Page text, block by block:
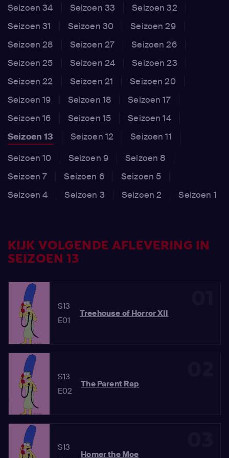
Seizoen 34
Seizoen 33
Seizoen 32
Seizoen 31
Seizoen 30
Seizoen 29
Seizoen 28
Seizoen 27
Seizoen 26
Seizoen 25
Seizoen 24
Seizoen 23
Seizoen 22
Seizoen 21
Seizoen 20
Seizoen 19
Seizoen 18
Seizoen 17
Seizoen 16
Seizoen 15
Seizoen 14
Seizoen 13
Seizoen 12
Seizoen 11
Seizoen 10
Seizoen 9
Seizoen 8
Seizoen 7
Seizoen 6
Seizoen 5
Seizoen 4
Seizoen 3 Seizoen 2 Seizoen 1
KIJK VOLGENDE AFLEVERING IN
SEIZOEN 13
S13
E01
Treehouse of Horror XII
S13
E02
The Parent Rap
S13
Homer the Moe